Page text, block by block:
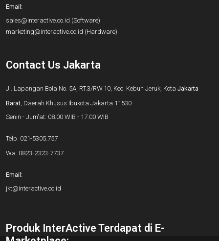
Email:
sales@interactive.co.id (Software)
marketing@interactive.co.id (Hardware)
Contact Us Jakarta
Jl. Lapangan Bola No. 5A, RT.3/RW.10, Kec. Kebun Jeruk, Kota Jakarta
Barat, Daerah Khusus Ibukota Jakarta 11530
Senin - Jum'at: 08.00 WIB - 17.00 WIB
Telp. 021-5305.757
Wa. 0823-2323-7737
Email:
jkt@interactive.co.id
Produk InterActive Terdapat di E-